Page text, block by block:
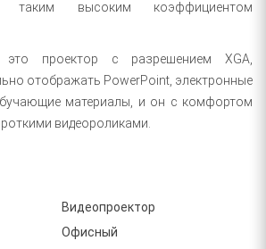
таким высоким коэффициентом
проектор с разрешением XGA,
отображать PowerPoint, электронные
материалы, и он с комфортом
видеороликами.
Видеопроектор
Офисный